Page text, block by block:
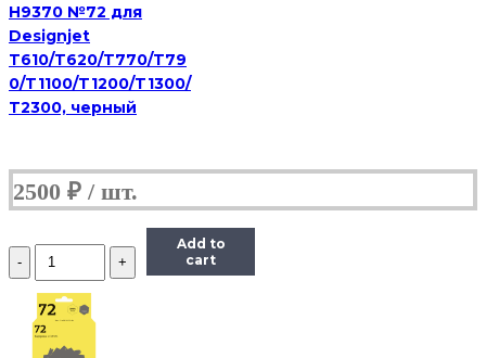
H9370 №72 для
Designjet
T610/T620/T770/T79
0/T1100/T1200/T1300/
T2300, черный
2500 ₽
Количество
2891C001
Картридж
струйный
Canon
Add to
cart